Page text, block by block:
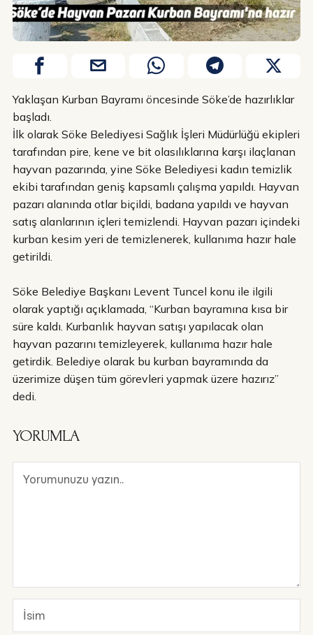
Yaklaşan Kurban Bayramı öncesinde Söke’de hazırlıklar
başladı.
İlk olarak Söke Belediyesi Sağlık İşleri Müdürlüğü ekipleri
tarafından pire, kene ve bit olasılıklarına karşı ilaçlanan
hayvan pazarında, yine Söke Belediyesi kadın temizlik
ekibi tarafından geniş kapsamlı çalışma yapıldı. Hayvan
pazarı alanında otlar biçildi, badana yapıldı ve hayvan
satış alanlarının içleri temizlendi. Hayvan pazarı içindeki
kurban kesim yeri de temizlenerek, kullanıma hazır hale
getirildi.
Söke Belediye Başkanı Levent Tuncel konu ile ilgili
olarak yaptığı açıklamada, “Kurban bayramına kısa bir
süre kaldı. Kurbanlık hayvan satışı yapılacak olan
hayvan pazarını temizleyerek, kullanıma hazır hale
getirdik. Belediye olarak bu kurban bayramında da
üzerimize düşen tüm görevleri yapmak üzere hazırız”
dedi.
YORUMLA